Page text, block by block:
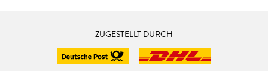
ZUGESTELLT DURCH